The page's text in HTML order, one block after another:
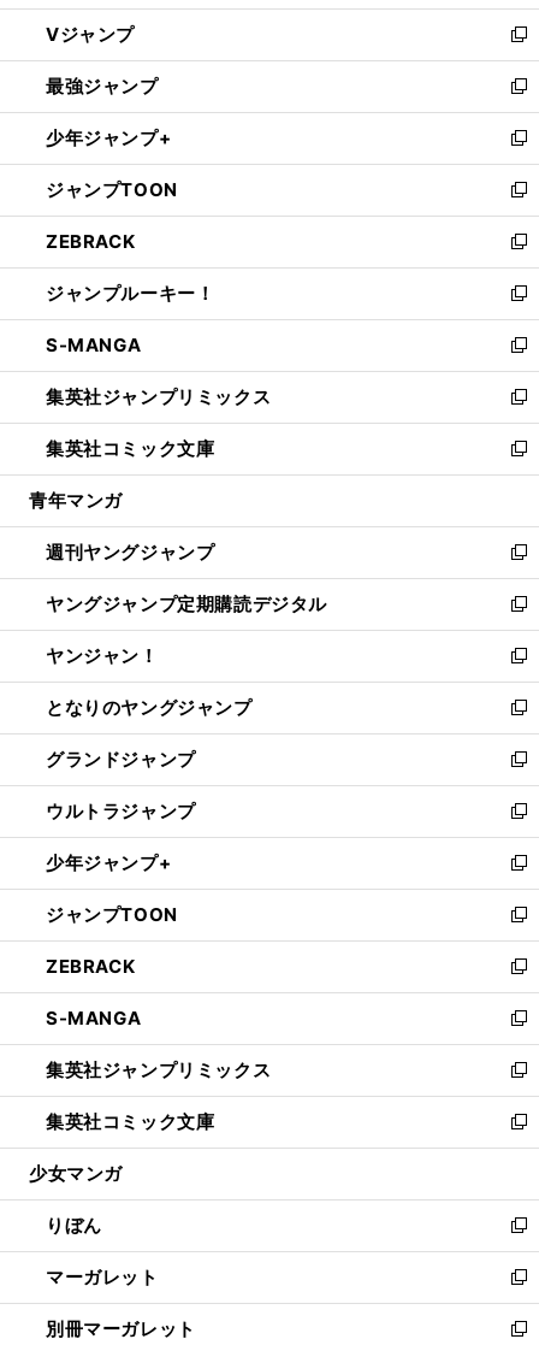
ウ
ィ
ン
ド
ウ
で
開
く
し
い
ウ
ィ
ン
ド
ウ
で
開
く
Vジャンプ
新
し
い
ウ
ィ
ン
ド
ウ
で
開
く
最強ジャンプ
新
し
い
ウ
ィ
ン
ド
ウ
で
開
く
少年ジャンプ+
新
し
い
ウ
ィ
ン
ド
ウ
で
開
く
ジャンプTOON
新
し
い
ウ
ィ
ン
ド
ウ
で
開
く
ZEBRACK
新
し
い
ウ
ィ
ン
ド
ウ
で
開
ジャンプルーキー！
新
し
い
ウ
ィ
ン
ド
ウ
開
く
S-MANGA
新
し
い
ウ
ィ
ン
ウ
で
開
く
集英社ジャンプリミックス
新
し
い
ウ
ン
ド
ウ
で
開
く
集英社コミック文庫
新
し
ウ
ィ
ン
ド
ウ
で
開
く
青年マンガ
週刊ヤングジャンプ
新
し
い
ウ
ィ
ン
ド
ウ
で
開
く
ヤングジャンプ定期購読デジタル
新
し
い
ウ
ィ
ン
ド
ウ
で
開
く
ヤンジャン！
新
し
い
ウ
ィ
ン
ド
ウ
で
開
く
となりのヤングジャンプ
新
し
い
ウ
ィ
ン
ド
ウ
で
開
く
グランドジャンプ
新
し
い
ウ
ィ
ン
ド
ウ
で
開
く
ウルトラジャンプ
新
し
い
ウ
ィ
ン
ド
ウ
で
開
く
少年ジャンプ+
新
し
い
ウ
ィ
ン
ド
ウ
で
開
く
ジャンプTOON
新
し
い
ウ
ィ
ン
ド
ウ
で
開
ZEBRACK
新
し
い
ウ
ィ
ン
ド
ウ
開
く
S-MANGA
新
し
い
ウ
ィ
ン
ウ
で
開
く
集英社ジャンプリミックス
新
し
い
ウ
ン
ド
ウ
で
開
く
集英社コミック文庫
新
し
ウ
ィ
ン
ド
ウ
で
少女マンガ
りぼん
新
し
い
ウ
ィ
マーガレット
新
し
い
別冊マーガレット 新